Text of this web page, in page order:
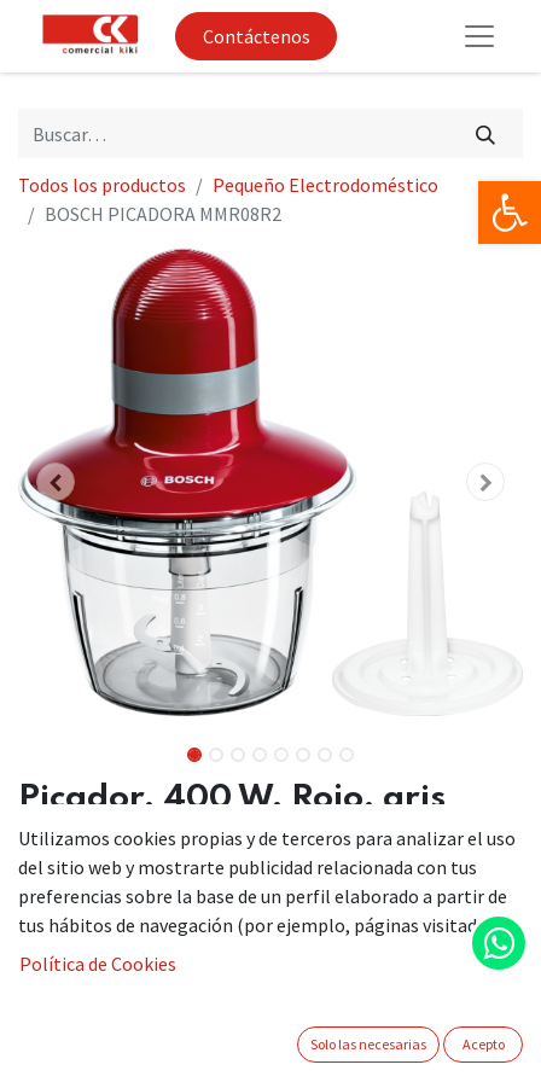
Contáctenos
Todos los productos
Pequeño Electrodoméstico
BOSCH PICADORA MMR08R2
Picador, 400 W, Rojo, gris
MMR08R2
Picador universal de alimentos rojo, para picar y mezclar
rápido.
rápido y eficiente, tan fino o grueso como sea necesario.
Motor de 400 W: potencia, rápido y fácil para triturar y
Utilizamos cookies propias y de terceros para analizar el uso
del sitio web y mostrarte publicidad relacionada con tus
preferencias sobre la base de un perfil elaborado a partir de
tus hábitos de navegación (por ejemplo, páginas visitadas).
Política de Cookies
Solo las necesarias Acepto